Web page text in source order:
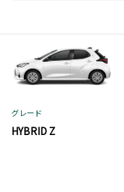
グレード
HYBRID Z